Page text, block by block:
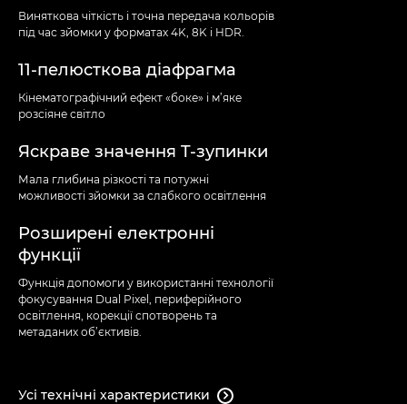
Виняткова чіткість і точна передача кольорів
під час зйомки у форматах 4K, 8K і HDR.
11-пелюсткова діафрагма
Кінематографічний ефект «боке» і м’яке
розсіяне світло
Яскраве значення T-зупинки
Мала глибина різкості та потужні
можливості зйомки за слабкого освітлення
Розширені електронні
функції
Функція допомоги у використанні технології
фокусування Dual Pixel, периферійного
освітлення, корекції спотворень та
метаданих об’єктивів.
Усі технічні характеристики 